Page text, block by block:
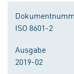
ISO 8601-2
Ausgabe
2019-02